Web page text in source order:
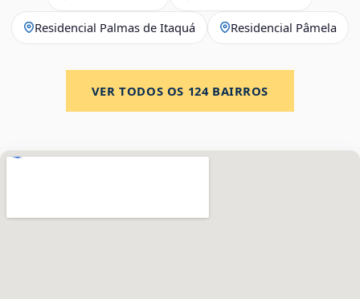
Residencial Palmas de Itaquá Residencial Pâmela
VER TODOS OS 124BAIRROS